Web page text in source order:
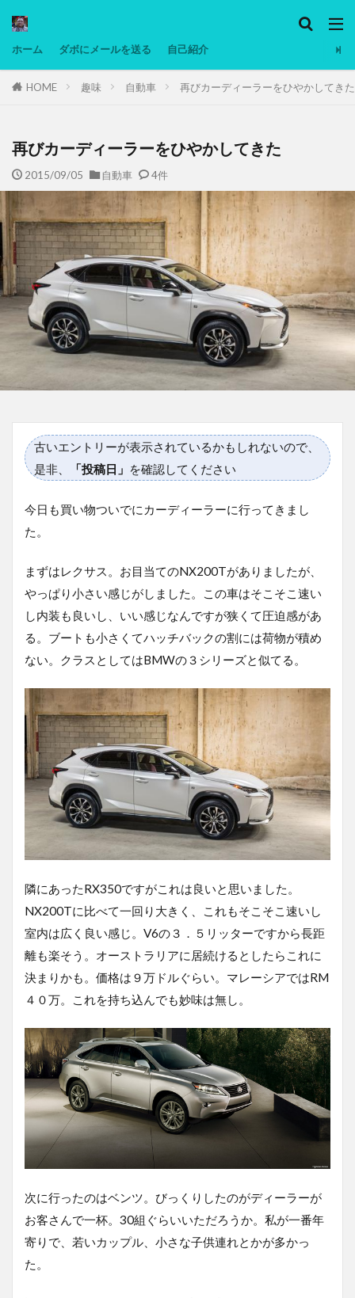
ホーム ダボにメールを送る 自己紹介
HOME 趣味 自動車 再びカーディーラーをひやかしてきた
再びカーディーラーをひやかしてきた
2015/09/05 自動車 4件
古いエントリーが表示されているかもしれないので、
是非、
「投稿日」 を確認してください
今日も買い物ついでにカーディーラーに行ってきまし
た。
まずはレクサス。お目当てのNX200Tがありましたが、
やっぱり小さい感じがしました。この車はそこそこ速い
し内装も良いし、いい感じなんですが狭くて圧迫感があ
る。ブートも小さくてハッチバックの割には荷物が積め
ない。クラスとしてはBMWの３シリーズと似てる。
隣にあったRX350ですがこれは良いと思いました。
NX200Tに比べて一回り大きく、これもそこそこ速いし
室内は広く良い感じ。V6の３．５リッターですから長距
離も楽そう。オーストラリアに居続けるとしたらこれに
決まりかも。価格は９万ドルぐらい。マレーシアではRM
４０万。これを持ち込んでも妙味は無し。
次に行ったのはベンツ。びっくりしたのがディーラーが
お客さんで一杯。30組ぐらいいただろうか。私が一番年
寄りで、若いカップル、小さな子供連れとかが多かっ
た。
タグ
低温調理・スロークッカー
低糖質ダイエット
検索